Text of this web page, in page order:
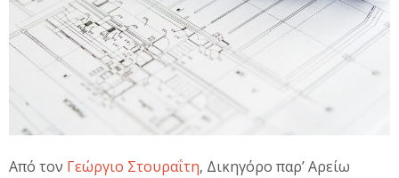
Από τον Γεώργιο Στουραΐτη, Δικηγόρο παρ’ Αρείω